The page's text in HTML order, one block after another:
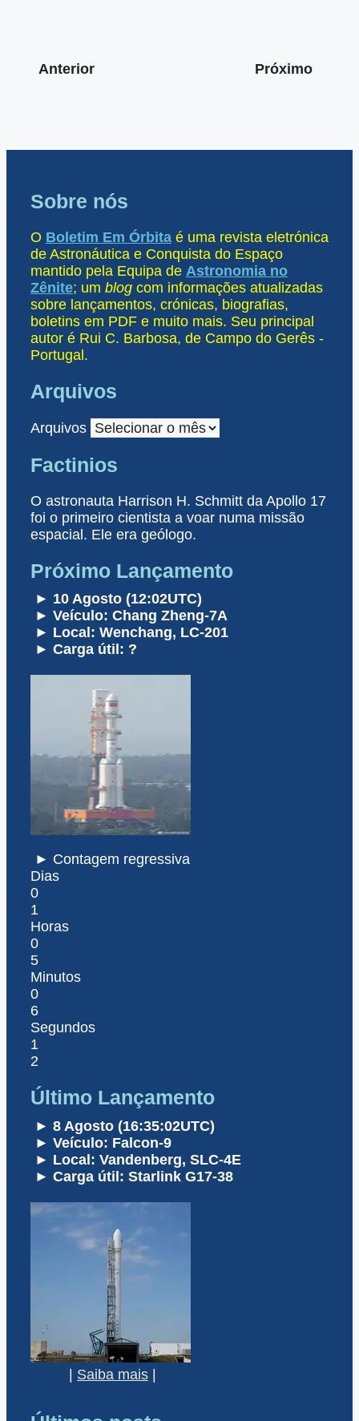
Anterior Próximo
Sobre nós
O Boletim Em Órbita é uma revista eletrónica
de Astronáutica e Conquista do Espaço
mantido pela Equipa de Astronomia no
Zênite; um blog com informações atualizadas
sobre lançamentos, crónicas, biografias,
boletins em PDF e muito mais. Seu principal
autor é Rui C. Barbosa, de Campo do Gerês -
Portugal.
Arquivos
Arquivos
Factinios
O astronauta Harrison H. Schmitt da Apollo 17
foi o primeiro cientista a voar numa missão
espacial. Ele era geólogo.
Próximo Lançamento
► 10 Agosto (12:02UTC)
► Veículo: Chang Zheng-7A
► Local: Wenchang, LC-201
► Carga útil: ?
► Contagem regressiva
Dias
0
1
Horas
0
5
Minutos
0
6
Segundos
1
2
Último Lançamento
► 8 Agosto (16:35:02UTC)
► Veículo: Falcon-9
► Local: Vandenberg, SLC-4E
► Carga útil: Starlink G17-38
| Saiba mais |